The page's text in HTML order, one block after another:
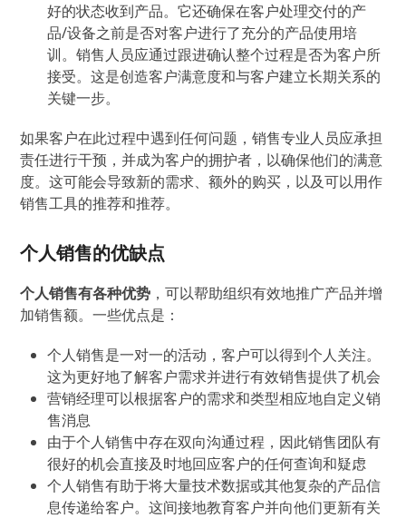
好的状态收到产品。它还确保在客户处理交付的产
品/设备之前是否对客户进行了充分的产品使用培
训。销售人员应通过跟进确认整个过程是否为客户所
接受。这是创造客户满意度和与客户建立长期关系的
关键一步。
如果客户在此过程中遇到任何问题，销售专业人员应承担
责任进行干预，并成为客户的拥护者，以确保他们的满意
度。这可能会导致新的需求、额外的购买，以及可以用作
销售工具的推荐和推荐。
个人销售的优缺点
个人销售有各种优势 ，可以帮助组织有效地推广产品并增
加销售额。一些优点是：
个人销售是一对一的活动，客户可以得到个人关注。
这为更好地了解客户需求并进行有效销售提供了机会
营销经理可以根据客户的需求和类型相应地自定义销
售消息
由于个人销售中存在双向沟通过程，因此销售团队有
很好的机会直接及时地回应客户的任何查询和疑虑
个人销售有助于将大量技术数据或其他复杂的产品信
息传递给客户。这间接地教育客户并向他们更新有关